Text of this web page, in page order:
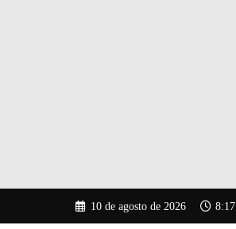
o
10 de agosto de 2026